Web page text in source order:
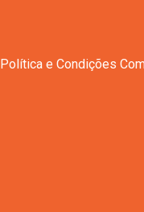
Política e Condições